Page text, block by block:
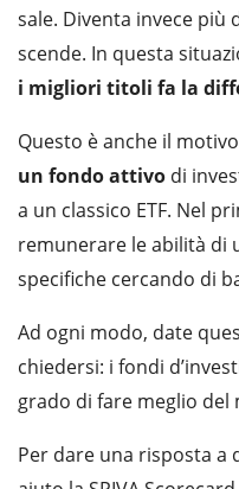
sale. Diventa invece
scende. In questa
i migliori titoli fa la
Questo è anche il
un fondo attivo di
a un classico ETF. Nel
remunerare le abilità di
specifiche cercando di
Ad ogni modo, date
chiedersi: i fondi
grado di fare meglio del
Per dare una risposta a